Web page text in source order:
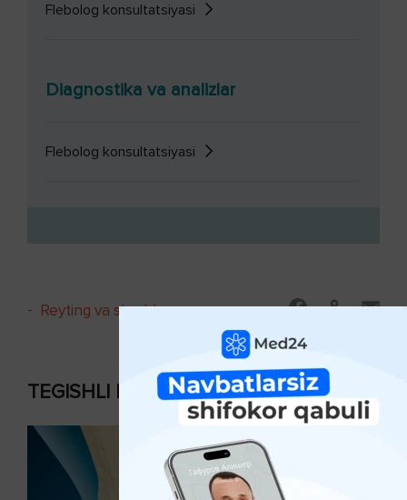
Flebolog konsultatsiyasi
Diagnostika va analizlar
Flebolog konsultatsiyasi
- Reyting va sharhlar
TEGISHLI MAQOLALAR